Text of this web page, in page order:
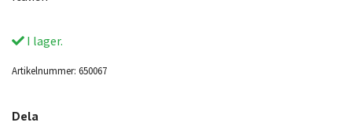
I lager.
Artikelnummer: 650067
Dela